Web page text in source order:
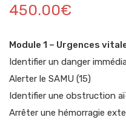
450.00€
Module 1 – Urgences
Identifier un danger
Alerter le SAMU (15)
Identifier une obstruction
Arrêter une hémorragie